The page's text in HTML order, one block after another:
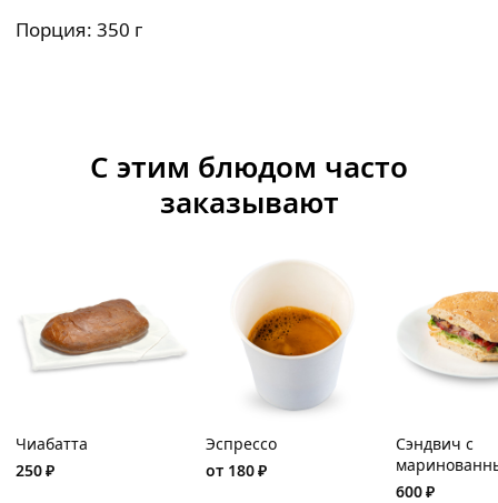
Порция: 350 г
С этим блюдом часто
заказывают
Чиабатта
250₽
Эспрессо
от 180₽
Сэндвич с
ростбифом и
600₽